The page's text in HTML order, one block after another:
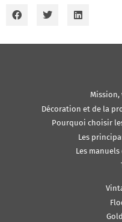
Mission,
Décoration et de la
Pourquoi choisir
Les
Les